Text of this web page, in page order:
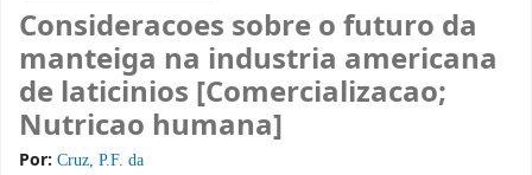
Consideracoes sobre o futuro da
manteiga na industria americana
de laticinios [Comercializacao;
Nutricao humana]
Por: Cruz, P.F. da